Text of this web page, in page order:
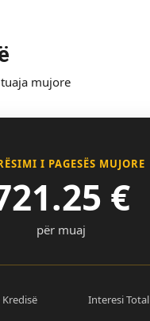
mujore
I PAGESËS MUJORE
€
për muaj
Kredisë Interesi Total